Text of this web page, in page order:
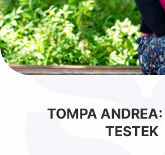
TOMPA
TESTEK